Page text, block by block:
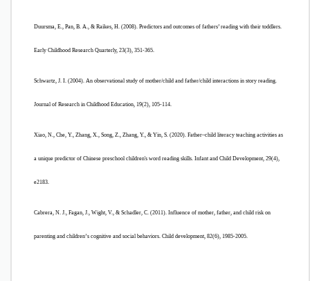
​Duursma, E., Pan, B. A., & Raikes, H. (2008). Predictors and outcomes of fathers’ reading with their toddlers.
Early Childhood Research Quarterly, 23(3), 351-365.​
​Schwartz, J. I. (2004). An observational study of mother/child and father/child interactions in story reading.
Journal of Research in Childhood Education, 19(2), 105-114.​
​Xiao, N., Che, Y., Zhang, X., Song, Z., Zhang, Y., & Yin, S. (2020). Father–child literacy teaching activities as
a unique predictor of Chinese preschool children's word reading skills. Infant and Child Development, 29(4),
e2183.​
​Cabrera, N. J., Fagan, J., Wight, V., & Schadler, C. (2011). Influence of mother, father, and child risk on
parenting and children’s cognitive and social behaviors. Child development, 82(6), 1985-2005.